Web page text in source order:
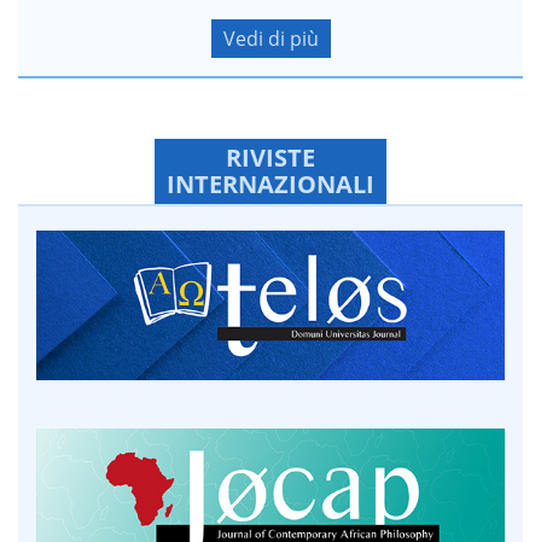
Vedi di più
RIVISTE
INTERNAZIONALI